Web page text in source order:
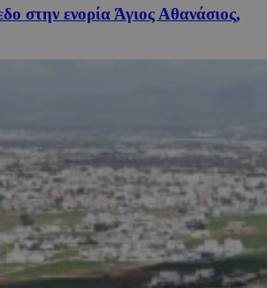
στην ενορία Άγιος Αθανάσιος,